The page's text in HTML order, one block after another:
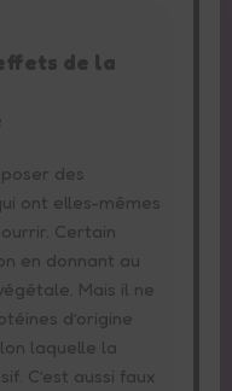
de la
des
ont elles-mêmes
Certain
en donnant au
Mais il ne
d’origine
laquelle la
C’est aussi faux